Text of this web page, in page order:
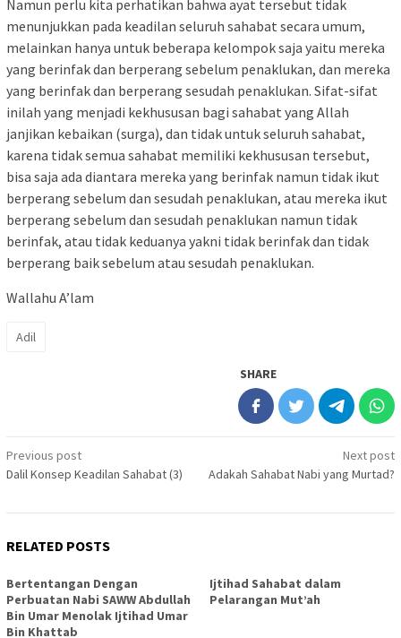
Namun perlu kita perhatikan bahwa ayat tersebut tidak
menunjukkan pada keadilan seluruh sahabat secara umum,
melainkan hanya untuk beberapa kelompok saja yaitu mereka
yang berinfak dan berperang sebelum penaklukan, dan mereka
yang berinfak dan berperang sesudah penaklukan. Sifat-sifat
inilah yang menjadi kekhususan bagi sahabat yang Allah
janjikan kebaikan (surga), dan tidak untuk seluruh sahabat,
karena tidak semua sahabat memiliki kekhususan tersebut,
bisa saja ada diantara mereka yang berinfak namun tidak ikut
berperang sebelum dan sesudah penaklukan, atau mereka ikut
berperang sebelum dan sesudah penaklukan namun tidak
berinfak, atau tidak keduanya yakni tidak berinfak dan tidak
berperang baik sebelum atau sesudah penaklukan.
Wallahu A’lam
Adil
SHARE
Post
navigation
Previous post
Dalil Konsep Keadilan Sahabat (3)
Next post
Adakah Sahabat Nabi yang Murtad?
RELATED POSTS
Bertentangan Dengan
Perbuatan Nabi SAWW Abdullah
Bin Umar Menolak Ijtihad Umar
Bin Khattab
Ijtihad Sahabat dalam
Pelarangan Mut’ah